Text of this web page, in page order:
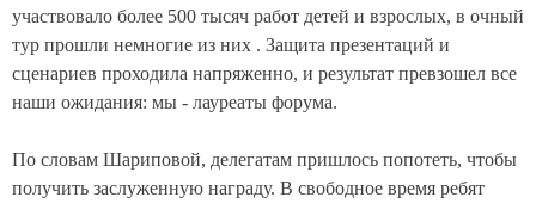
участвовало более 500 тысяч работ детей и взрослых, в очный
тур прошли немногие из них . Защита презентаций и
сценариев проходила напряженно, и результат превзошел все
наши ожидания: мы - лауреаты форума.
По словам Шариповой, делегатам пришлось попотеть, чтобы
получить заслуженную награду. В свободное время ребят